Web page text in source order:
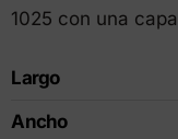
1025 con una
Largo
Ancho